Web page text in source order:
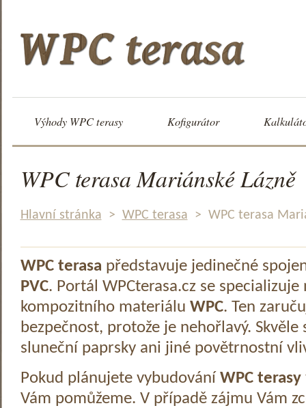
Výhody WPC terasy Kofigurátor
WPC terasa Mariánské Lázně
Hlavní stránka > WPC terasa > WPC terasa
WPC terasa představuje jedinečné
PVC. Portál WPCterasa.cz se specializuje
kompozitního materiálu WPC. Ten
bezpečnost, protože je nehořlavý.
sluneční paprsky ani jiné povětrnostní
Pokud plánujete vybudování WPC terasy
Vám pomůžeme. V případě zájmu Vám